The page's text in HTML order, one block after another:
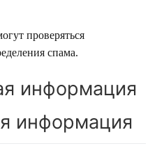
проверяться
спама.
информация
информация